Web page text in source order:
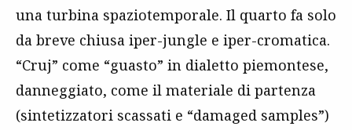
una turbina spaziotemporale. Il quarto fa solo
da breve chiusa iper-jungle e iper-cromatica.
“Cruj” come “guasto” in dialetto piemontese,
danneggiato, come il materiale di partenza
(sintetizzatori scassati e “damaged samples”)